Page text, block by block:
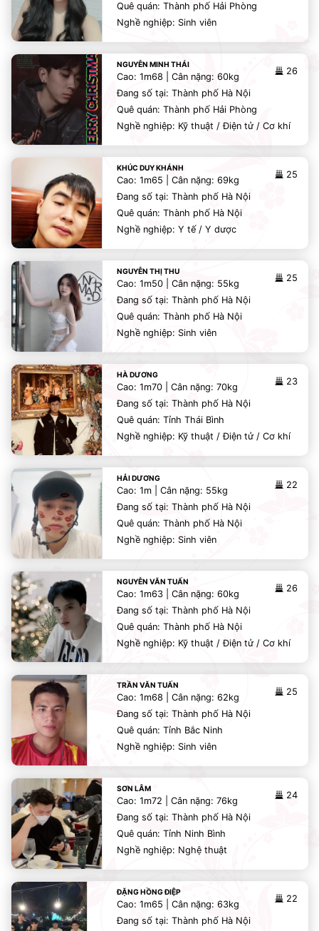
Quê quán: Thành phố Hải Phòng
Nghề nghiệp: Sinh viên
NGUYỄN MINH THÁI
26
Cao: 1m68 | Cân nặng: 60kg
Đang số tại: Thành phố Hà Nội
Quê quán: Thành phố Hải Phòng
Nghề nghiệp: Kỹ thuật / Điện tử / Cơ khí
KHÚC DUY KHÁNH
25
Cao: 1m65 | Cân nặng: 69kg
Đang số tại: Thành phố Hà Nội
Quê quán: Thành phố Hà Nội
Nghề nghiệp: Y tế / Y dược
NGUYỄN THỊ THU
25
Cao: 1m50 | Cân nặng: 55kg
Đang số tại: Thành phố Hà Nội
Quê quán: Thành phố Hà Nội
Nghề nghiệp: Sinh viên
HÀ DƯƠNG
23
Cao: 1m70 | Cân nặng: 70kg
Đang số tại: Thành phố Hà Nội
Quê quán: Tỉnh Thái Bình
Nghề nghiệp: Kỹ thuật / Điện tử / Cơ khí
HẢI DƯƠNG
22
Cao: 1m | Cân nặng: 55kg
Đang số tại: Thành phố Hà Nội
Quê quán: Thành phố Hà Nội
Nghề nghiệp: Sinh viên
NGUYỄN VĂN TUẤN
26
Cao: 1m63 | Cân nặng: 60kg
Đang số tại: Thành phố Hà Nội
Quê quán: Thành phố Hà Nội
Nghề nghiệp: Kỹ thuật / Điện tử / Cơ khí
TRẦN VĂN TUẤN
25
Cao: 1m68 | Cân nặng: 62kg
Đang số tại: Thành phố Hà Nội
Quê quán: Tỉnh Bắc Ninh
Nghề nghiệp: Sinh viên
SƠN LÂM
24
Cao: 1m72 | Cân nặng: 76kg
Đang số tại: Thành phố Hà Nội
Quê quán: Tỉnh Ninh Bình
Nghề nghiệp: Nghệ thuật
ĐẶNG HỒNG ĐIỆP
22
Cao: 1m65 | Cân nặng: 63kg
Đang số tại: Thành phố Hà Nội